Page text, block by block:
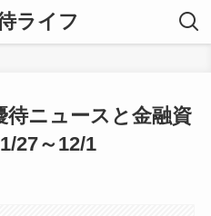
ライフ
待ニュースと金融資
27～12/1